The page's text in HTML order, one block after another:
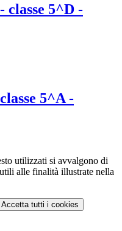
classe 5^D -
5^A -
utilizzati si avvalgono di
alle finalità illustrate nella
Accetta tutti i cookies